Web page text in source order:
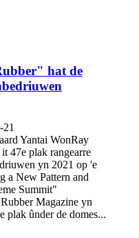
hat de
21
Yantai WonRay
47e plak rangearre
yn 2021 op 'e
a New Pattern and
Summit"
Magazine yn
plak ûnder de domes...